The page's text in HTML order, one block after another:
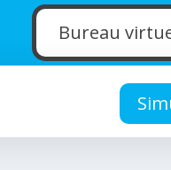
Bureau